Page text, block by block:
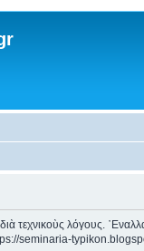
διὰ τεχνικοὺς λόγους.
seminaria-